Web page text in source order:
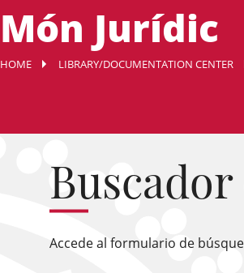
Món Jurídic
HOME LIBRARY/DOCUMENTATION CENTER
Accede al formulario de